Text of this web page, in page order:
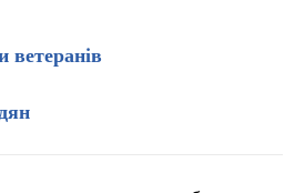
ветеранів